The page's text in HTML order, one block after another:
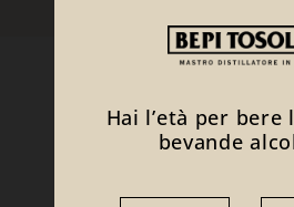
Hai l’età per bere
bevande